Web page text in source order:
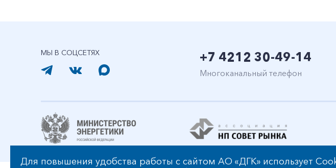
МЫ В СОЦСЕТЯХ +7 4212 30-49-14
Многоканальный телефон
Для повышения удобства работы с сайтом АО «ДГК» использует